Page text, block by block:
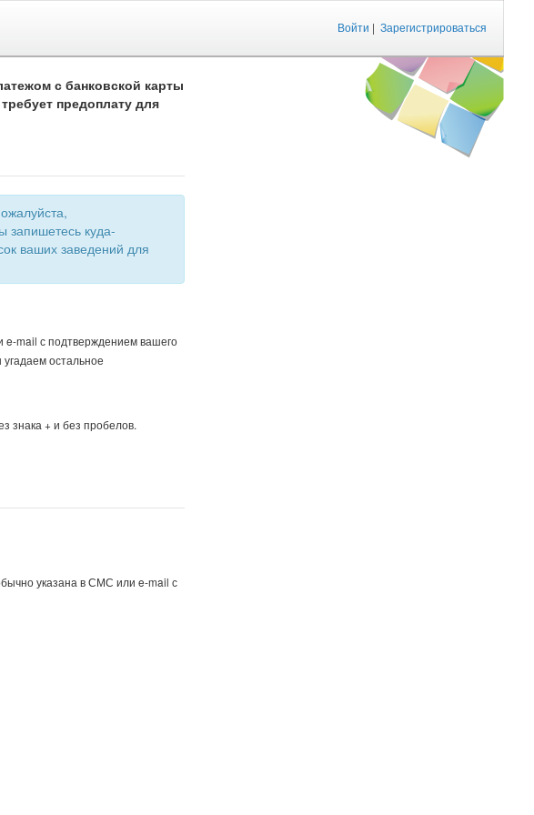
Войти | Зарегистрироваться
с банковской карты
предоплату для
запишетесь куда-
mail с подтверждением вашего
и мы угадаем остальное
знака + и без пробелов.
указана в СМС или e-mail с